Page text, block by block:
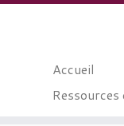
Accueil
Ressources